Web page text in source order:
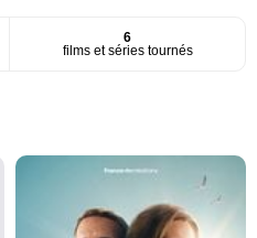
6
films et séries tournés